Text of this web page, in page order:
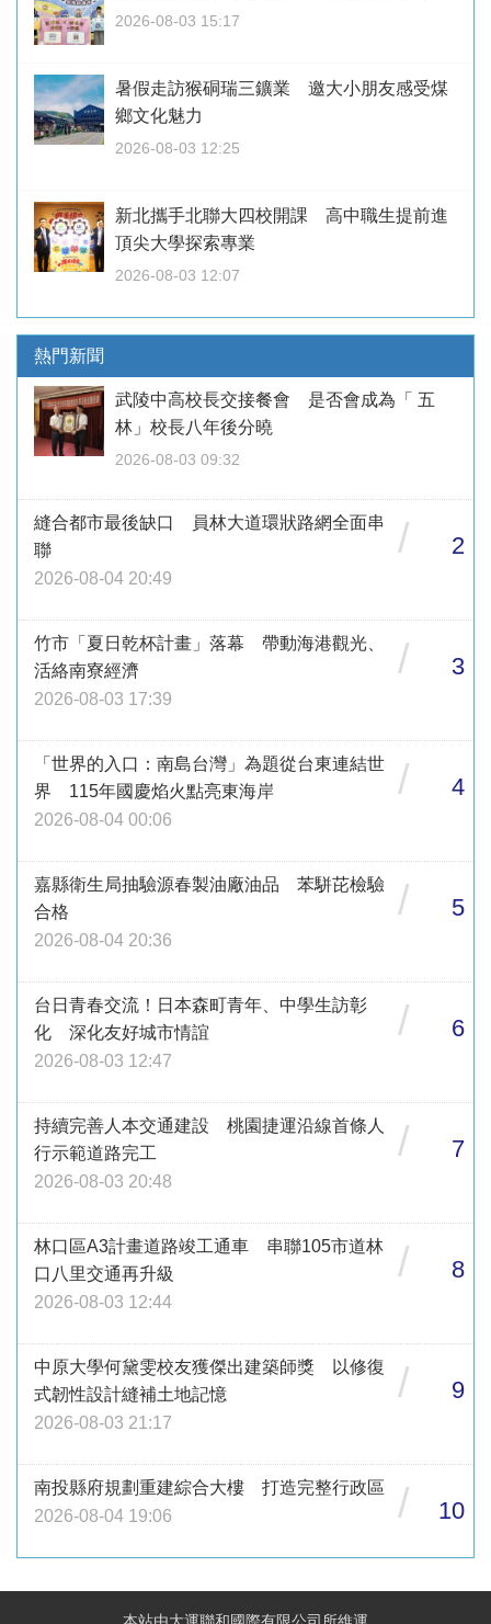
2026-08-03 15:17
暑假走訪猴硐瑞三鑛業 邀大小朋友感受煤
鄉文化魅力
2026-08-03 12:25
新北攜手北聯大四校開課 高中職生提前進
頂尖大學探索專業
2026-08-03 12:07
熱門新聞
武陵中高校長交接餐會 是否會成為「 五
林」校長八年後分曉
2026-08-03 09:32
縫合都市最後缺口 員林大道環狀路網全面串
聯
2026-08-04 20:49
/ 2
竹市「夏日乾杯計畫」落幕 帶動海港觀光、
活絡南寮經濟
2026-08-03 17:39
/ 3
「世界的入口：南島台灣」為題從台東連結世
界 115年國慶焰火點亮東海岸
2026-08-04 00:06
/ 4
嘉縣衛生局抽驗源春製油廠油品 苯駢芘檢驗
合格
2026-08-04 20:36
/ 5
台日青春交流！日本森町青年、中學生訪彰
化 深化友好城市情誼
2026-08-03 12:47
/ 6
持續完善人本交通建設 桃園捷運沿線首條人
行示範道路完工
2026-08-03 20:48
/ 7
林口區A3計畫道路竣工通車 串聯105市道林
口八里交通再升級
2026-08-03 12:44
/ 8
中原大學何黛雯校友獲傑出建築師獎 以修復
式韌性設計縫補土地記憶
2026-08-03 21:17
/ 9
南投縣府規劃重建綜合大樓 打造完整行政區
2026-08-04 19:06
/ 10